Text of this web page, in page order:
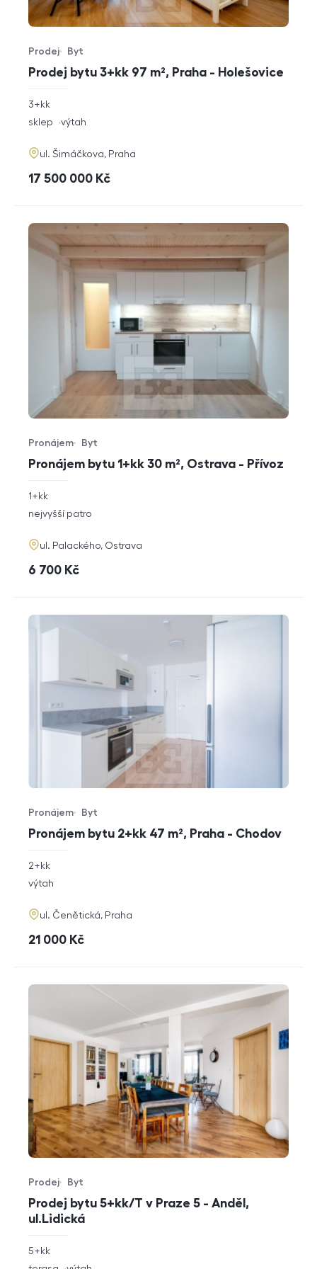
Prodej bytu 3+kk 97 m², Praha - Holešovice
Typ nabídky
Prodej
Typ nemovitosti
Byt
rozměry
dispozice
3+kk
funkce
sklep výtah
adresa
ul. Šimáčkova, Praha
cena
17 500 000 Kč
Pronájem bytu 1+kk 30 m², Ostrava - Přívoz
Typ nabídky
Pronájem
Typ nemovitosti
Byt
rozměry
dispozice
1+kk
funkce
nejvyšší patro
adresa
ul. Palackého, Ostrava
cena
6 700 Kč
Pronájem bytu 2+kk 47 m², Praha - Chodov
Typ nabídky
Pronájem
Typ nemovitosti
Byt
rozměry
dispozice
2+kk
funkce
výtah
adresa
ul. Čenětická, Praha
cena
21 000 Kč
Prodej bytu 5+kk/T v Praze 5 - Anděl,
ul.Lidická
Typ nabídky
Prodej
Typ nemovitosti
Byt
rozměry
5+kk